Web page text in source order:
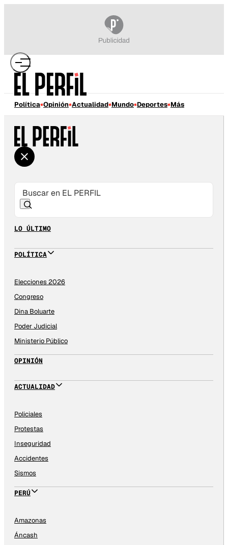
Política Opinión Actualidad Mundo Deportes Más
LO ÚLTIMO
POLÍTICA
Elecciones 2026
Congreso
Dina Boluarte
Poder Judicial
Ministerio Público
OPINIÓN
ACTUALIDAD
Policiales
Protestas
Inseguridad
Accidentes
Sismos
PERÚ
Amazonas
Áncash